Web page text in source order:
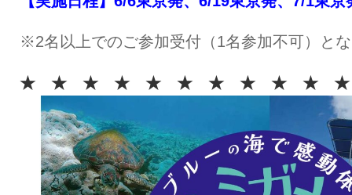
※2名以上でのご参加受付（1名参加不可）と
★ ★ ★ ★ ★ ★ ★ ★ ★ ★ ★